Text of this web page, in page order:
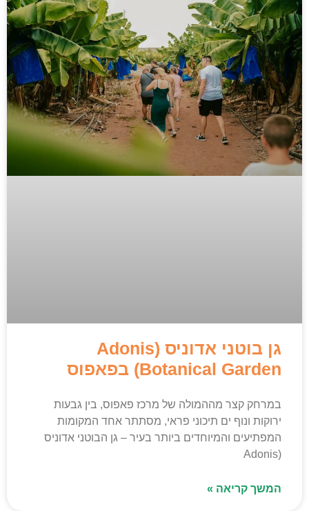
גן בוטני אדוניס (Adonis
Botanical Garden) בפאפוס
במרחק קצר מההמולה של מרכז פאפוס, בין גבעות
ירוקות ונוף ים תיכוני פראי, מסתתר אחד המקומות
המפתיעים והמיוחדים ביותר בעיר – גן הבוטני אדוניס
(Adonis
המשך קריאה »